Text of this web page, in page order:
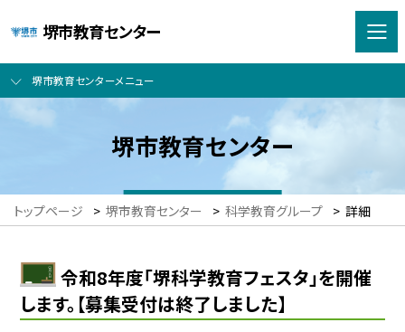
堺市教育センター
堺市教育センターメニュー
堺市教育センター
トップページ > 堺市教育センター > 科学教育グループ > 詳細
令和8年度「堺科学教育フェスタ」を開催
します。【募集受付は終了しました】